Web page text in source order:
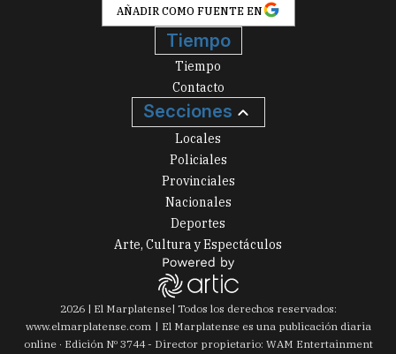
AÑADIR COMO FUENTE EN
Tiempo
Tiempo
Contacto
Secciones
Locales
Policiales
Provinciales
Nacionales
Deportes
Arte, Cultura y Espectáculos
2026| El Marplatense| Todos los derechos reservados:
www.elmarplatense.com
El Marplatense es una publicación diaria
online · Edición Nº 3744- Director propietario: WAM Entertainment